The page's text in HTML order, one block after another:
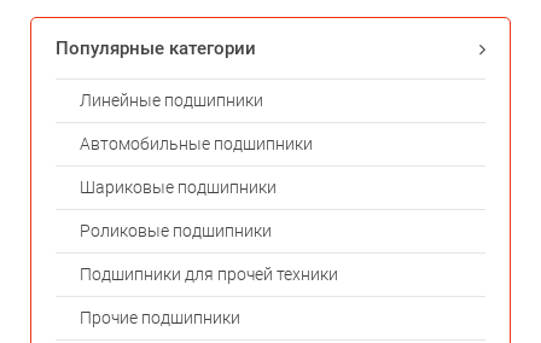
Популярные категории
Линейные подшипники
Автомобильные подшипники
Шариковые подшипники
Роликовые подшипники
Подшипники для прочей техники
Прочие подшипники